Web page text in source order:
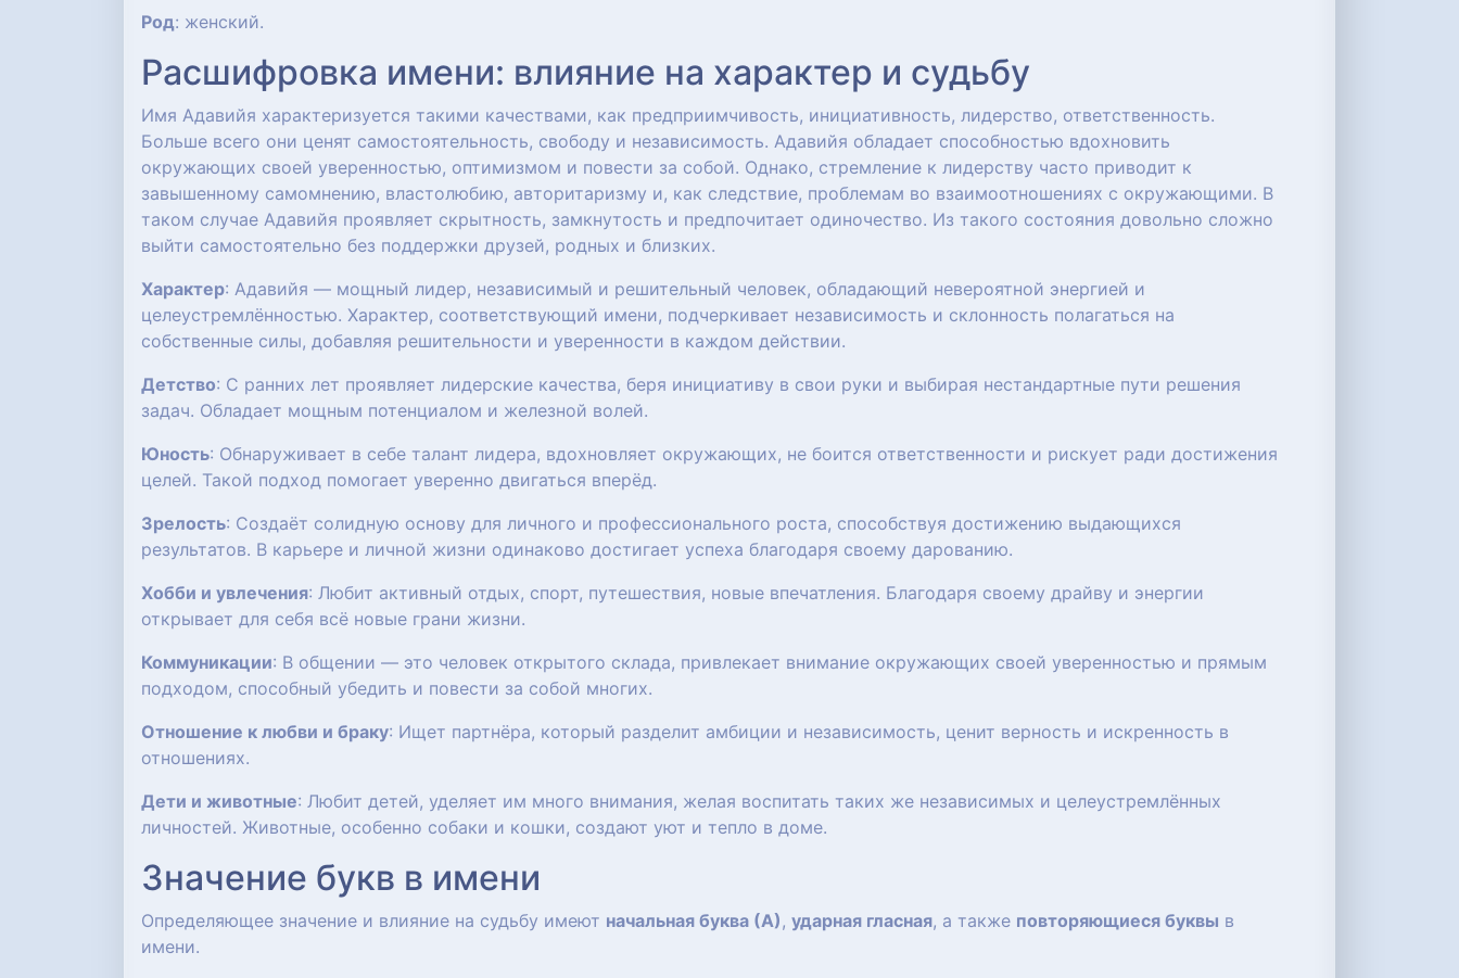
Род: женский.
Расшифровка имени: влияние на характер и судьбу
Имя Адавийя характеризуется такими качествами, как предприимчивость, инициативность, лидерство, ответственность.
Больше всего они ценят самостоятельность, свободу и независимость. Адавийя обладает способностью вдохновить
окружающих своей уверенностью, оптимизмом и повести за собой. Однако, стремление к лидерству часто приводит к
завышенному самомнению, властолюбию, авторитаризму и, как следствие, проблемам во взаимоотношениях с окружающими. В
таком случае Адавийя проявляет скрытность, замкнутость и предпочитает одиночество. Из такого состояния довольно сложно
выйти самостоятельно без поддержки друзей, родных и близких.
Характер: Адавийя — мощный лидер, независимый и решительный человек, обладающий невероятной энергией и
целеустремлённостью. Характер, соответствующий имени, подчеркивает независимость и склонность полагаться на
собственные силы, добавляя решительности и уверенности в каждом действии.
Детство: С ранних лет проявляет лидерские качества, беря инициативу в свои руки и выбирая нестандартные пути решения
задач. Обладает мощным потенциалом и железной волей.
Юность: Обнаруживает в себе талант лидера, вдохновляет окружающих, не боится ответственности и рискует ради достижения
целей. Такой подход помогает уверенно двигаться вперёд.
Зрелость: Создаёт солидную основу для личного и профессионального роста, способствуя достижению выдающихся
результатов. В карьере и личной жизни одинаково достигает успеха благодаря своему дарованию.
Хобби и увлечения: Любит активный отдых, спорт, путешествия, новые впечатления. Благодаря своему драйву и энергии
открывает для себя всё новые грани жизни.
Коммуникации: В общении — это человек открытого склада, привлекает внимание окружающих своей уверенностью и прямым
подходом, способный убедить и повести за собой многих.
Отношение к любви и браку: Ищет партнёра, который разделит амбиции и независимость, ценит верность и искренность в
отношениях.
Дети и животные: Любит детей, уделяет им много внимания, желая воспитать таких же независимых и целеустремлённых
личностей. Животные, особенно собаки и кошки, создают уют и тепло в доме.
Значение букв в имени
Определяющее значение и влияние на судьбу имеют начальная буква (А), ударная гласная, а также повторяющиеся буквы в
имени.